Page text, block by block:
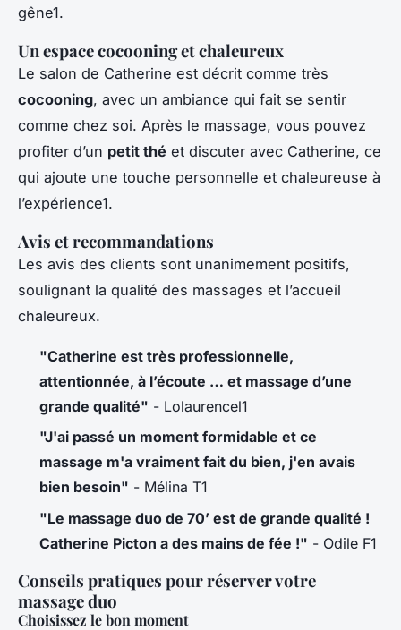
gêne1.
Un espace cocooning et chaleureux
Le salon de Catherine est décrit comme très
cocooning, avec un ambiance qui fait se sentir
comme chez soi. Après le massage, vous pouvez
profiter d’un petit thé et discuter avec Catherine, ce
qui ajoute une touche personnelle et chaleureuse à
l’expérience1.
Avis et recommandations
Les avis des clients sont unanimement positifs,
soulignant la qualité des massages et l’accueil
chaleureux.
"Catherine est très professionnelle,
attentionnée, à l’écoute … et massage d’une
grande qualité" - Lolaurencel1
"J'ai passé un moment formidable et ce
massage m'a vraiment fait du bien, j'en avais
bien besoin" - Mélina T1
"Le massage duo de 70’ est de grande qualité !
Catherine Picton a des mains de fée !" - Odile F1
Conseils pratiques pour réserver votre
massage duo
Choisissez le bon moment